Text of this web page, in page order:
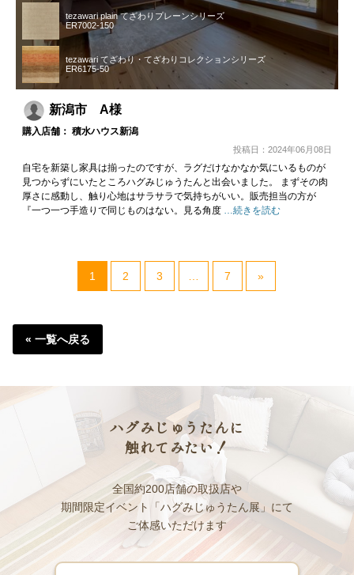
tezawari plain てざわりプレーンシリーズ
ER7002-150
tezawari てざわり・てざわりコレクションシリーズ
ER6175-50
新潟市 A様
購入店舗： 積水ハウス新潟
投稿日：2024年06月08日
自宅を新築し家具は揃ったのですが、ラグだけなかなか気にいるものが
見つからずにいたところハグみじゅうたんと出会いました。 まずその肉
厚さに感動し、触り心地はサラサラで気持ちがいい。販売担当の方が
『一つ一つ手造りで同じものはない。見る角度
…続きを読む
1 2 3 7 »
« 一覧へ戻る
ハグみじゅうたんに
触れてみたい！
全国約200店舗の取扱店や
期間限定イベント「ハグみじゅうたん展」にて
ご体感いただけます